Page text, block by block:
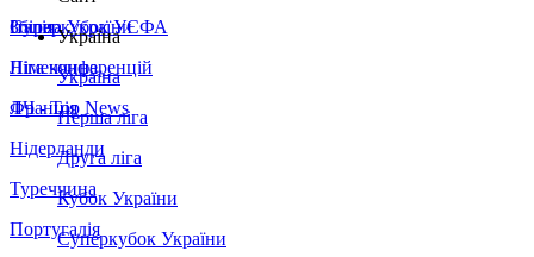
Збірна України
Італія
Німеччина
Франція
Нідерланди
Туреччина
Португалія
Суперкубок УЄФА
Ліга конференцій
ЛЧ - Top News
Україна
Україна
Перша ліга
Друга ліга
Кубок України
Суперкубок України